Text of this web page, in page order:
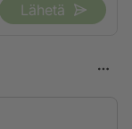
Lähetä